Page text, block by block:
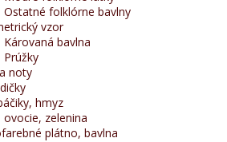
Ostatné folklórne bavlny
vzor
Károvaná bavlna
Prúžky
noty
hmyz
ovocie, zelenina
plátno, bavlna